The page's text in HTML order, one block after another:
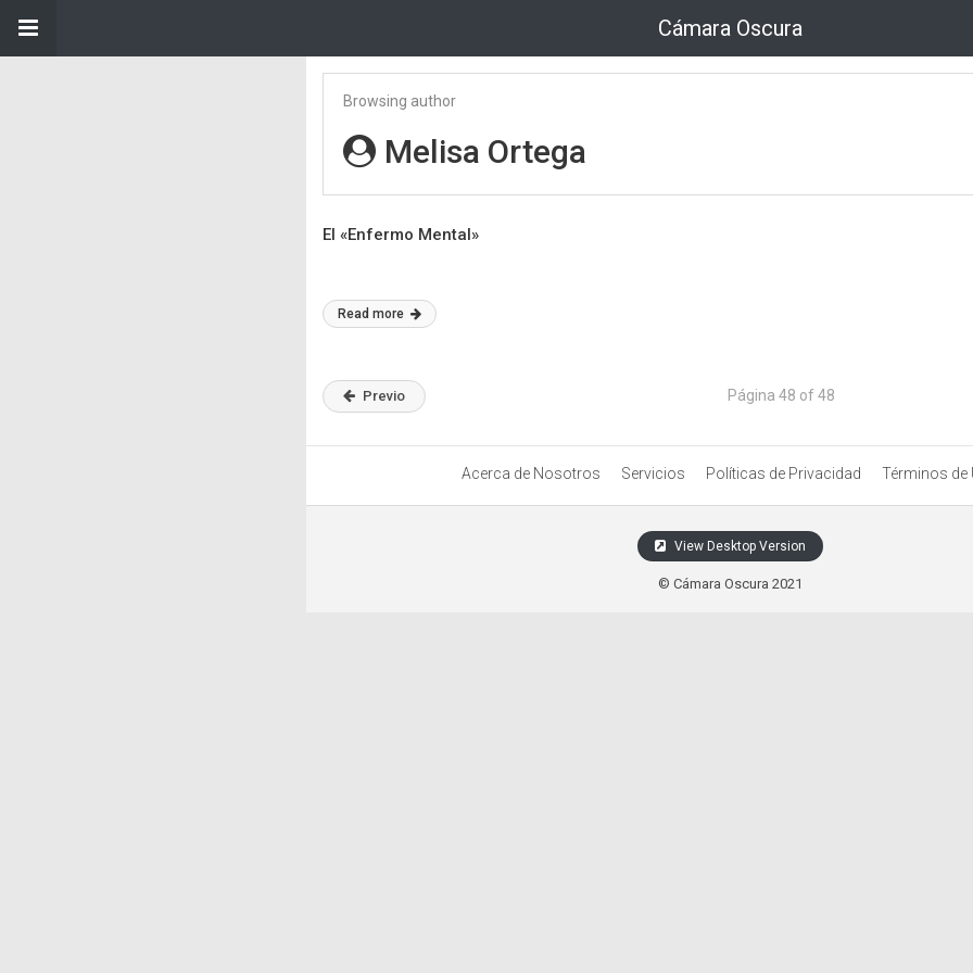
Cámara Oscura
Browsing author
Melisa Ortega
El «Enfermo Mental»
Read more
Previo Página 48 of 48
Acerca de Nosotros Servicios Políticas de Privacidad Términos de
View Desktop Version
© Cámara Oscura 2021